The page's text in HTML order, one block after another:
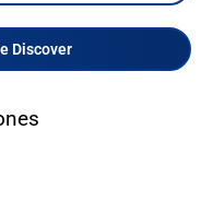
Discover